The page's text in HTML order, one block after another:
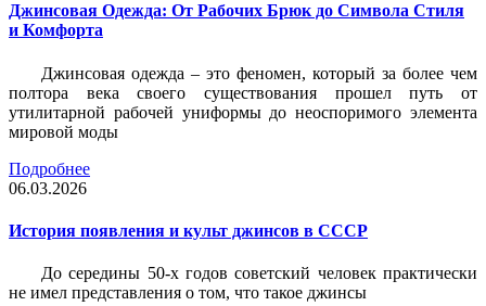
Джинсовая Одежда: От Рабочих Брюк до Символа Стиля
и Комфорта
Джинсовая одежда – это феномен, который за более чем
полтора века своего существования прошел путь от
утилитарной рабочей униформы до неоспоримого элемента
мировой моды
Подробнее
06.03.2026
История появления и культ джинсов в СССР
До середины 50-х годов советский человек практически
не имел представления о том, что такое джинсы